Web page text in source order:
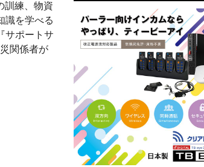
訓練、物資
識を学べる
サポートサ
関係者が